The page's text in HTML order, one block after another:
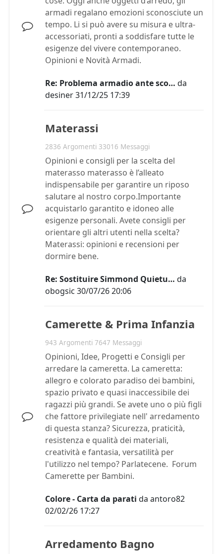
armadi regalano emozioni sconosciute un
tempo. Li si può avere su misura e ultra-
accessoriati, pronti a soddisfare tutte le
esigenze del vivere contemporaneo.
Opinioni e Novità Armadi.
Re: Problema armadio ante sco… da
desiner31/12/25 17:39
Materassi
2836 Argomenti 33016 Messaggi
Opinioni e consigli per la scelta del
materasso materasso è l’alleato
indispensabile per garantire un riposo
salutare al nostro corpo.Importante
acquistarlo garantito e idoneo alle
esigenze personali. Avete consigli per
orientare gli altri utenti nella scelta?
Materassi: opinioni e recensioni per
dormire bene.
Re: Sostituire Simmond Quietu… da
obogsic 30/07/26 20:06
Camerette & Prima Infanzia
943 Argomenti 7647 Messaggi
Opinioni, Idee, Progetti e Consigli per
arredare la cameretta. La cameretta:
allegro e colorato paradiso dei bambini,
spazio privato e quasi inaccessibile dei
ragazzi più grandi. Se avete uno o più figli
che fattore privilegiate nell' arredamento
di questa stanza? Sicurezza, praticità,
resistenza e qualità dei materiali,
creatività e fantasia, versatilità per
l'utilizzo nel tempo? Parlatecene. Forum
Camerette per Bambini.
Colore - Carta da parati da antoro82
02/02/26 17:27
Arredamento Bagno